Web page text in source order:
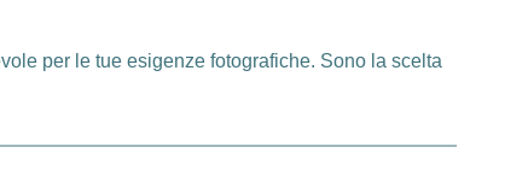
per le tue esigenze fotografiche. Sono la scelta